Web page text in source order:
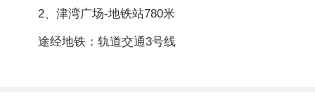
2、津湾广场-地铁站780米
途经地铁：轨道交通3号线